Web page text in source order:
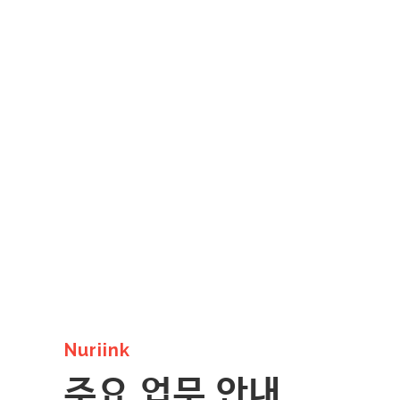
Nuriink
주요 업무 안내